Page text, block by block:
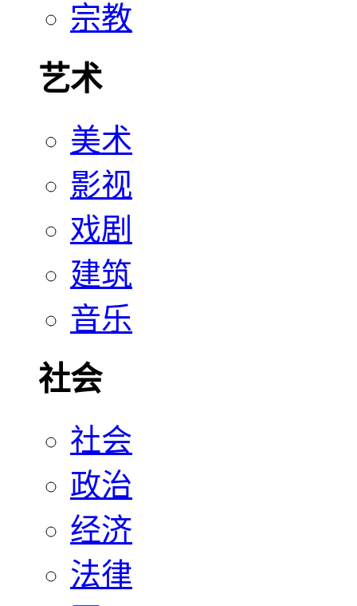
宗教
艺术
美术
影视
戏剧
建筑
音乐
社会
社会
政治
经济
法律